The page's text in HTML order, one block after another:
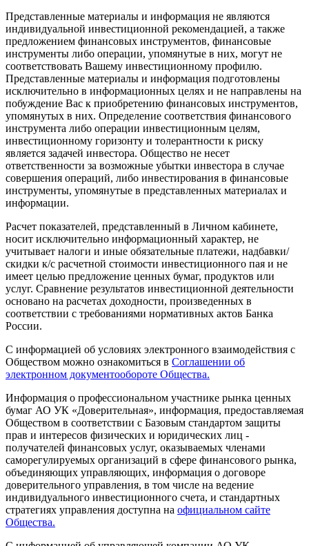
Представленные материалы и информация не являются
индивидуальной инвестиционной рекомендацией, а также
предложением финансовых инструментов, финансовые
инструменты либо операции, упомянутые в них, могут не
соответствовать Вашему инвестиционному профилю.
Представленные материалы и информация подготовлены
исключительно в информационных целях и не направлены на
побуждение Вас к приобретению финансовых инструментов,
упомянутых в них. Определение соответствия финансового
инструмента либо операции инвестиционным целям,
инвестиционному горизонту и толерантности к риску
является задачей инвестора. Общество не несет
ответственности за возможные убытки инвестора в случае
совершения операций, либо инвестирования в финансовые
инструменты, упомянутые в представленных материалах и
информации.
Расчет показателей, представленный в Личном кабинете,
носит исключительно информационный характер, не
учитывает налоги и иные обязательные платежи, надбавки/
скидки к/с расчетной стоимости инвестиционного пая и не
имеет целью предложение ценных бумаг, продуктов или
услуг. Сравнение результатов инвестиционной деятельности
основано на расчетах доходности, произведенных в
соответствии с требованиями нормативных актов Банка
России.
С информацией об условиях электронного взаимодействия с
Обществом можно ознакомиться в Соглашении об
электронном документообороте Общества.
Информация о профессиональном участнике рынка ценных
бумаг АО УК «Доверительная», информация, предоставляемая
Обществом в соответствии с Базовым стандартом защиты
прав и интересов физических и юридических лиц -
получателей финансовых услуг, оказываемых членами
саморегулируемых организаций в сфере финансового рынка,
объединяющих управляющих, информация о договоре
доверительного управления, в том числе на ведение
индивидуального инвестиционного счета, и стандартных
стратегиях управления доступна на официальном сайте
Общества.